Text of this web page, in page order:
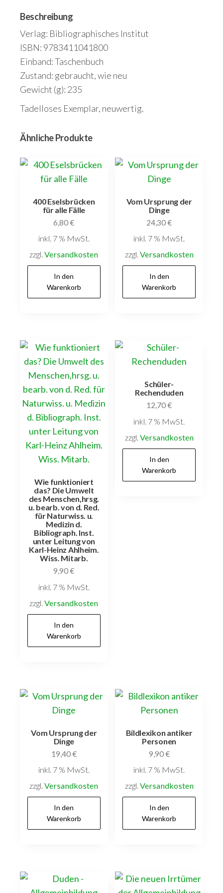
Beschreibung
Verlag: Bibliographisches Institut
ISBN: 9783411041800
Einband: Taschenbuch
Zustand: gebraucht, wie neu
Gewicht (g): 235
Tadelloses Exemplar, neuwertig.
Ähnliche Produkte
400 Eselsbrücken
für alle Fälle
6,80€
inkl. 7 % MwSt.
zzgl.Versandkosten
In den
Warenkorb
Vom Ursprung der
Dinge
24,30€
inkl. 7 % MwSt.
zzgl. Versandkosten
In den
Warenkorb
Wie funktioniert
das? Die Umwelt
des Menschen,hrsg.
u. bearb. von d. Red.
für Naturwiss. u.
Medizin d.
Bibliograph. Inst.
unter Leitung von
Karl-Heinz Ahlheim.
Wiss. Mitarb.
9,90€
inkl. 7 % MwSt.
zzgl.Versandkosten
In den
Warenkorb
Schüler-
Rechenduden
12,70€
inkl. 7 % MwSt.
zzgl. Versandkosten
In den
Warenkorb
Vom Ursprung der
Dinge
19,40€
inkl. 7 % MwSt.
zzgl.Versandkosten
In den
Warenkorb
Bildlexikon antiker
Personen
9,90€
inkl. 7 % MwSt.
zzgl. Versandkosten
In den
Warenkorb